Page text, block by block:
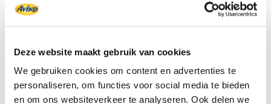
Deze website maakt gebruik van cookies
We gebruiken cookies om content en advertenties te
personaliseren, om functies voor social media te bieden
en om ons websiteverkeer te analyseren. Ook delen we
Klop
de eieren los met de melk. Meng er de ricotta, de Parmezaanse
Verdeel het spinaziemengsel met de zoete aardappelblokjes over de
pasteibakjes.
Bakde quichettes in de voorverwarmde oven in 20-25 minuten
goudbruin en gaar.